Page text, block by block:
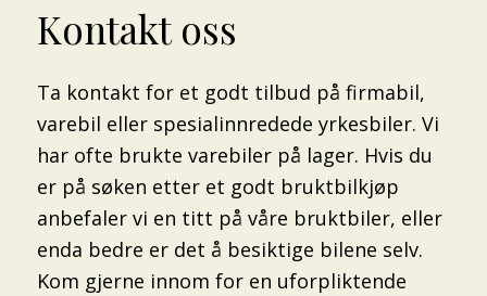
Kontakt oss
Ta kontakt for et godt tilbud på firmabil,
varebil eller spesialinnredede yrkesbiler. Vi
har ofte brukte varebiler på lager. Hvis du
er på søken etter et godt bruktbilkjøp
anbefaler vi en titt på våre bruktbiler, eller
enda bedre er det å besiktige bilene selv.
Kom gjerne innom for en uforpliktende